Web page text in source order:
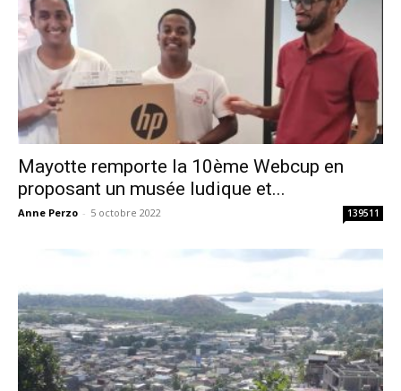
Mayotte remporte la 10ème Webcup en
proposant un musée ludique et...
Anne Perzo - 5 octobre 2022 139511